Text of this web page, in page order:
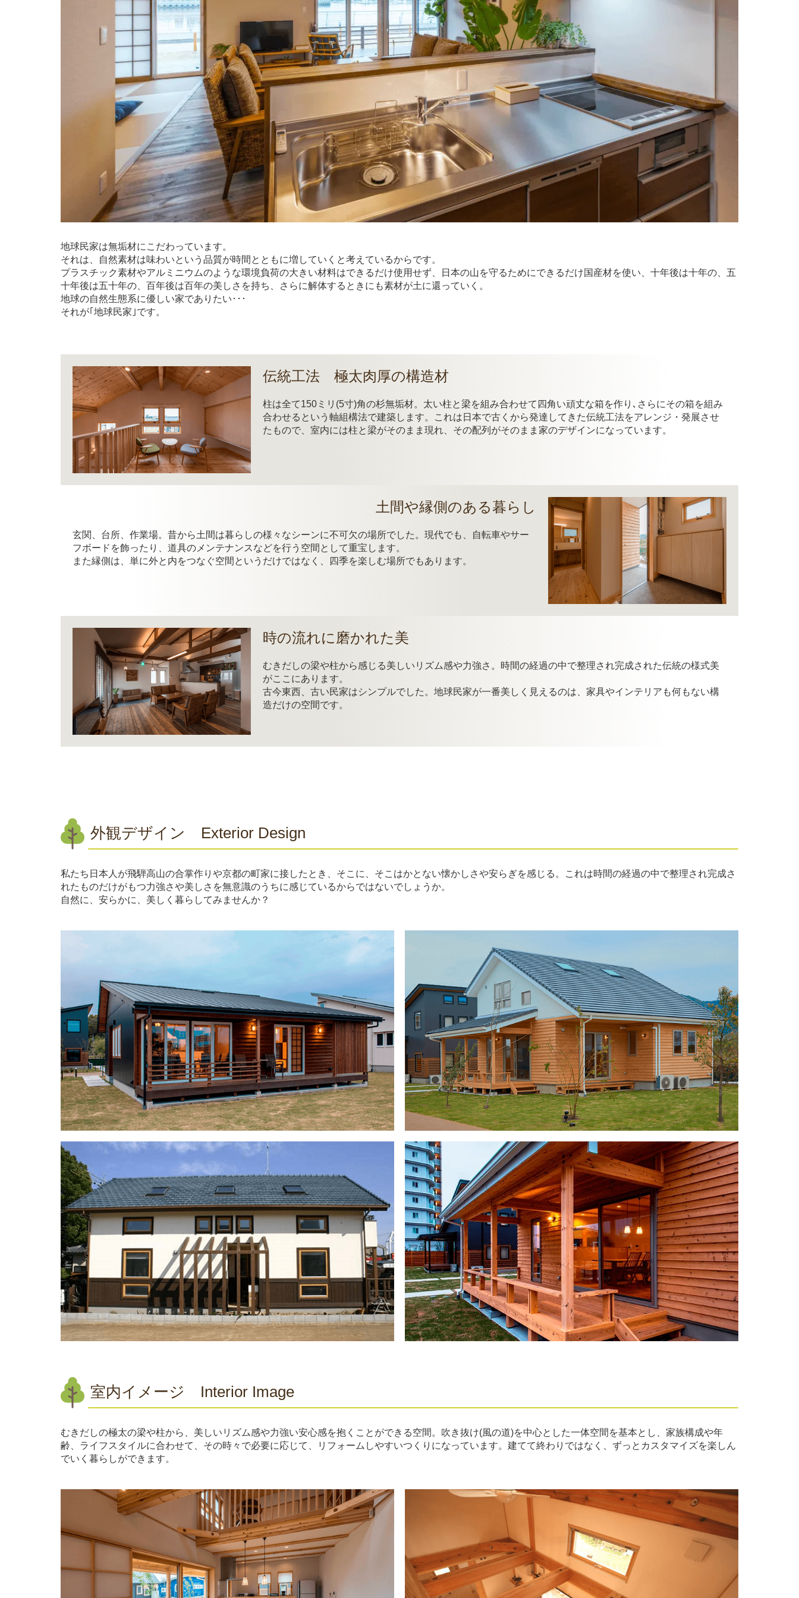
地球民家は無垢材にこだわっています。
それは、自然素材は味わいという品質が時間とともに増していくと考えているからです。
プラスチック素材やアルミニウムのような環境負荷の大きい材料はできるだけ使用せず、日本の山を守るためにできるだけ国産材を使い、十年後は十年の、五
十年後は五十年の、百年後は百年の美しさを持ち、さらに解体するときにも素材が土に還っていく。
地球の自然生態系に優しい家でありたい･･･
それが｢地球民家｣です。
伝統工法 極太肉厚の構造材
柱は全て150ミリ(5寸)角の杉無垢材。太い柱と梁を組み合わせて四角い頑丈な箱を作り､さらにその箱を組み
合わせるという軸組構法で建築します。これは日本で古くから発達してきた伝統工法をアレンジ・発展させ
たもので、室内には柱と梁がそのまま現れ、その配列がそのまま家のデザインになっています。
土間や縁側のある暮らし
玄関、台所、作業場。昔から土間は暮らしの様々なシーンに不可欠の場所でした。現代でも、自転車やサー
フボードを飾ったり、道具のメンテナンスなどを行う空間として重宝します。
また縁側は、単に外と内をつなぐ空間というだけではなく、四季を楽しむ場所でもあります。
時の流れに磨かれた美
むきだしの梁や柱から感じる美しいリズム感や力強さ。時間の経過の中で整理され完成された伝統の様式美
がここにあります。
古今東西、古い民家はシンプルでした。地球民家が一番美しく見えるのは、家具やインテリアも何もない構
造だけの空間です。
外観デザイン Exterior Design
私たち日本人が飛騨高山の合掌作りや京都の町家に接したとき、そこに、そこはかとない懐かしさや安らぎを感じる。これは時間の経過の中で整理され完成さ
れたものだけがもつ力強さや美しさを無意識のうちに感じているからではないでしょうか。
自然に、安らかに、美しく暮らしてみませんか？
室内イメージ Interior Image
むきだしの極太の梁や柱から、美しいリズム感や力強い安心感を抱くことができる空間。吹き抜け(風の道)を中心とした一体空間を基本とし、家族構成や年
齢、ライフスタイルに合わせて、その時々で必要に応じて、リフォームしやすいつくりになっています。建てて終わりではなく、ずっとカスタマイズを楽しん
でいく暮らしができます。